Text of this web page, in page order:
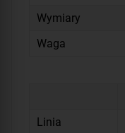
Wymiary
Waga
Linia